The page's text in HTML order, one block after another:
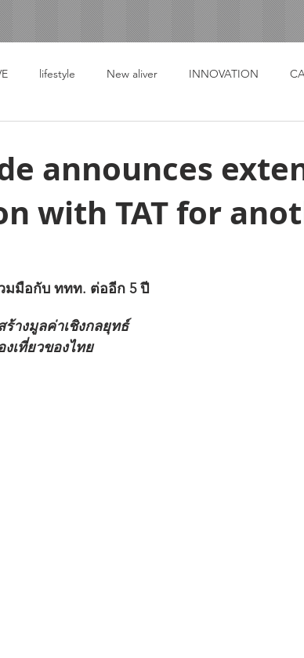
lifestyle New aliver INNOVATION
announces
with TAT for
มมือกับ ททท. ต่ออีก 5 ปี
างมูลค่าเชิงกลยุทธ์
เที่ยวของไทย